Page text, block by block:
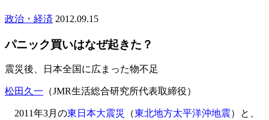
政治・経済 2012.09.15
パニック買いはなぜ起きた？
震災後、日本全国に広まった物不足
松田久一 （JMR生活総合研究所代表取締役）
2011年3月の東日本大震災 （東北地方太平洋沖地震）と、